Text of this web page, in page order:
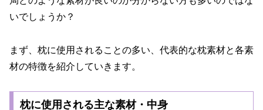
いでしょうか？
まず、枕に使用されることの多い、代表的な枕素材と各素
材の特徴を紹介していきます。
枕に使用される主な素材・中身